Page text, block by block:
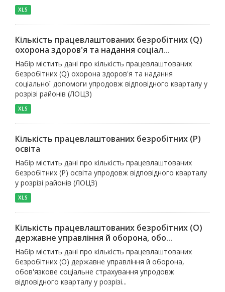
XLS
Кількість працевлаштованих безробітних (Q)
охорона здоров'я та надання соціал...
Набір містить дані про кількість працевлаштованих
безробітних (Q) охорона здоров'я та надання
соціальної допомоги упродовж відповідного кварталу у
розрізі районів (ЛОЦЗ)
XLS
Кількість працевлаштованих безробітних (P)
освіта
Набір містить дані про кількість працевлаштованих
безробітних (P) освіта упродовж відповідного кварталу
у розрізі районів (ЛОЦЗ)
XLS
Кількість працевлаштованих безробітних (O)
державне управління й оборона, обо...
Набір містить дані про кількість працевлаштованих
безробітних (O) державне управління й оборона,
обов'язкове соціальне страхування упродовж
відповідного кварталу у розрізі...